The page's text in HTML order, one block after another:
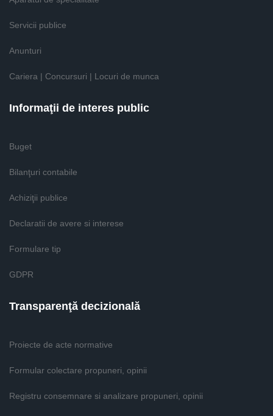
Servicii publice
Anunturi
Cariera | Concursuri | Locuri de munca
Informaţii de interes public
Buget
Bilanţuri contabile
Achiziţii publice
Declaratii de avere si interese
Formulare tip
GDPR
Transparenţă decizională
Proiecte de acte normative
Formular colectare propuneri, opinii
Registru consemnare si analizare propuneri, opinii